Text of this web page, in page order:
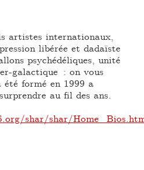
artistes internationaux,
libérée et dadaïste
psychédéliques, unité
galactique : on vous
formé en 1999 a
au fil des ans.
shar/shar/